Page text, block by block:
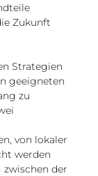
Zukunft
Strategien
geeigneten
zu
von lokaler
werden
zwischen der